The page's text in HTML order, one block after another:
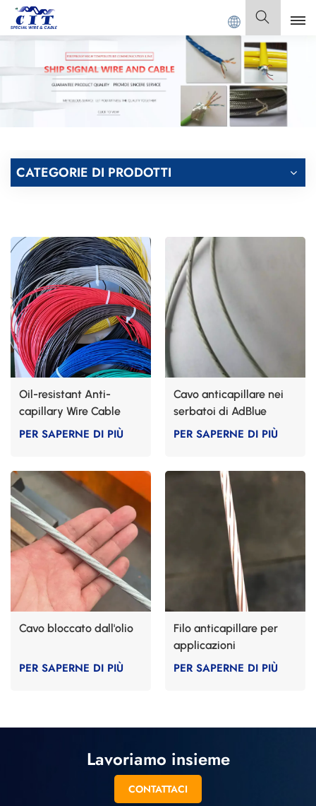
SPECIAL CABLE Co., Ltd. Italiano
English
Français
Italiano
Español
CATEGORIE DI PRODOTTI
Oil-resistant Anti-
capillary Wire Cable
PER SAPERNE DI PIÙ
Cavo anticapillare nei
serbatoi di AdBlue
PER SAPERNE DI PIÙ
Cavo bloccato dall'olio
PER SAPERNE DI PIÙ
Filo anticapillare per
applicazioni
automobilistiche
PER SAPERNE DI PIÙ
Lavoriamo insieme
CONTATTACI